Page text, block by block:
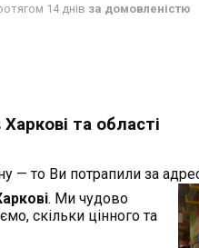
14 днів за домовленістю
та області
— то Ви потрапили за
. Ми чудово
скільки цінного та